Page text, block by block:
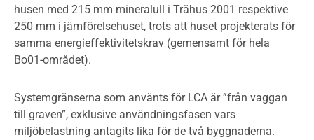
husen med 215 mm mineralull i Trähus 2001 respektive
250 mm i jämförelsehuset, trots att huset projekterats för
samma energieffektivitetskrav (gemensamt för hela
Bo01-området).
Systemgränserna som använts för LCA är ”från vaggan
till graven”, exklusive användningsfasen vars
miljöbelastning antagits lika för de två byggnaderna.